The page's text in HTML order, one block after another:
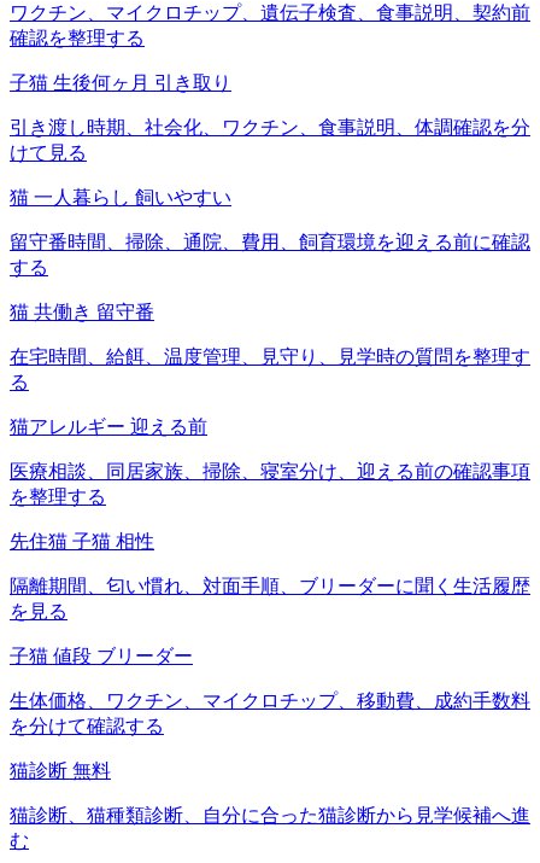
ワクチン、マイクロチップ、遺伝子検査、食事説明、契約前
確認を整理する
子猫 生後何ヶ月 引き取り
引き渡し時期、社会化、ワクチン、食事説明、体調確認を分
けて見る
猫 一人暮らし 飼いやすい
留守番時間、掃除、通院、費用、飼育環境を迎える前に確認
する
猫 共働き 留守番
在宅時間、給餌、温度管理、見守り、見学時の質問を整理す
る
猫アレルギー 迎える前
医療相談、同居家族、掃除、寝室分け、迎える前の確認事項
を整理する
先住猫 子猫 相性
隔離期間、匂い慣れ、対面手順、ブリーダーに聞く生活履歴
を見る
子猫 値段 ブリーダー
生体価格、ワクチン、マイクロチップ、移動費、成約手数料
を分けて確認する
猫診断 無料
猫診断、猫種類診断、自分に合った猫診断から見学候補へ進
む